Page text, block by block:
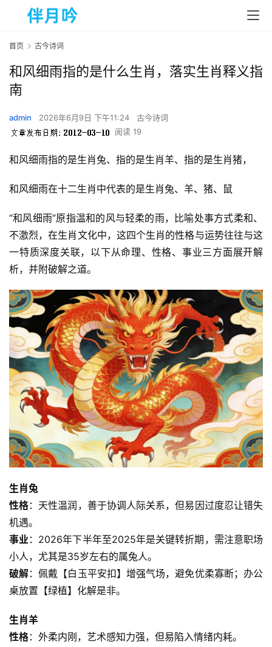
首页 古今诗词
和风细雨指的是什么生肖，落实生肖释义指
南
admin 2026年6月9日 下午11:24
古今诗词
阅读 19
和风细雨指的是生肖兔、 指的是生肖羊、 指的是生肖猪，
和风细雨在十二生肖中代表的是生肖兔、羊、猪、鼠
“和风细雨”原指温和的风与轻柔的雨，比喻处事方式柔和、
不激烈，在生肖文化中，这四个生肖的性格与运势往往与这
一特质深度关联，以下从命理、性格、事业三方面展开解
析，并附破解之道。
生肖兔
性格：天性温润，善于协调人际关系，但易因过度忍让错失
机遇。
事业：2026年下半年至2025年是关键转折期，需注意职场
小人，尤其是35岁左右的属兔人。
破解：佩戴【白玉平安扣】增强气场，避免优柔寡断；办公
桌放置【绿植】化解是非。
生肖羊
性格：外柔内刚，艺术感知力强，但易陷入情绪内耗。